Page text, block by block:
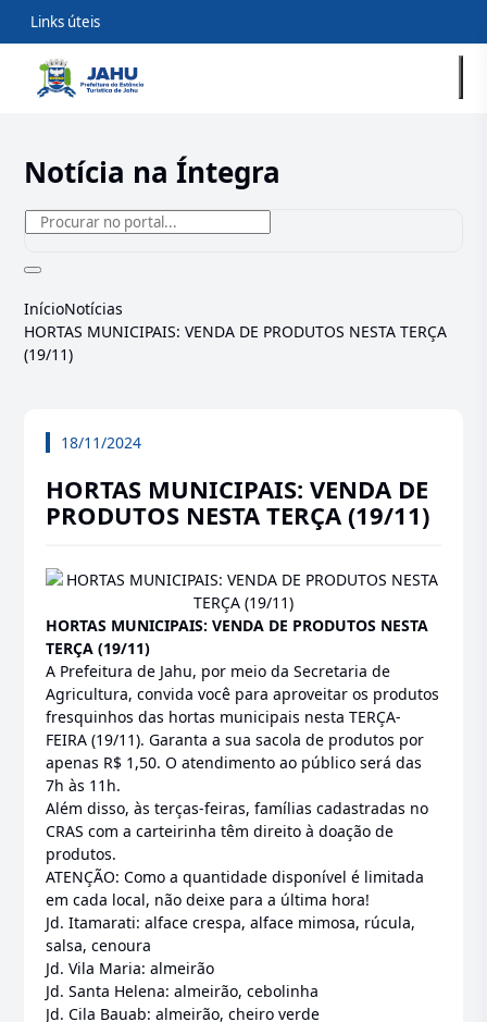
Links úteis
Notícia na Íntegra
InícioNotícias
HORTAS MUNICIPAIS: VENDA DE PRODUTOS NESTA TERÇA
(19/11)
18/11/2024
HORTAS MUNICIPAIS: VENDA DE
PRODUTOS NESTA TERÇA (19/11)
HORTAS MUNICIPAIS: VENDA DE PRODUTOS NESTA
TERÇA (19/11)
A Prefeitura de Jahu, por meio da Secretaria de
Agricultura, convida você para aproveitar os produtos
fresquinhos das hortas municipais nesta TERÇA-
FEIRA (19/11). Garanta a sua sacola de produtos por
apenas R$ 1,50. O atendimento ao público será das
7h às 11h.
Além disso, às terças-feiras, famílias cadastradas no
CRAS com a carteirinha têm direito à doação de
produtos.
ATENÇÃO: Como a quantidade disponível é limitada
em cada local, não deixe para a última hora!
Jd. Itamarati: alface crespa, alface mimosa, rúcula,
salsa, cenoura
Jd. Vila Maria: almeirão
Jd. Santa Helena: almeirão, cebolinha
Jd. Cila Bauab: almeirão, cheiro verde